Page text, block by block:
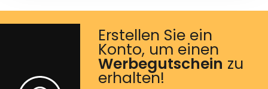
Erstellen Sie ein
Konto, um einen
Werbegutschein zu
erhalten!